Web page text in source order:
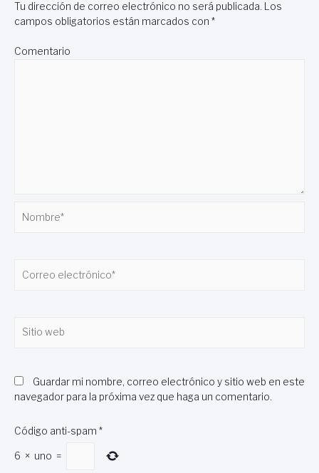
Tu dirección de correo electrónico no será publicada. Los
campos obligatorios están marcados con *
Comentario
electrónico*
web
Guardar mi nombre, correo electrónico y sitio web en este
navegador para la próxima vez que haga un comentario.
Código anti-spam *
6 × uno =